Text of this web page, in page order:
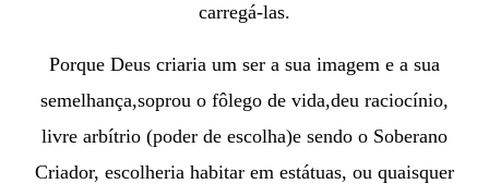
carregá-las.
Porque Deus criaria um ser a sua imagem e a sua
semelhança,soprou o fôlego de vida,deu raciocínio,
livre arbítrio (poder de escolha)e sendo o Soberano
Criador, escolheria habitar em estátuas, ou quaisquer